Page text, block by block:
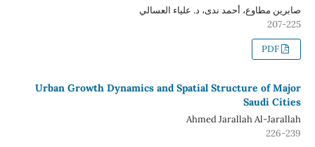
صابرين مطاوع، أحمد ندى، د. علياء العسالي
207-225
PDF
Urban Growth Dynamics and Spatial Structure of Major
Saudi Cities
Ahmed Jarallah Al-Jarallah
226-239